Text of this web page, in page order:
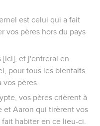
est celui qui a fait
vos pères hors du pays
[ici], et j'entrerai en
pour tous les bienfaits
pères.
vos pères crièrent à
et Aaron qui tirèrent vos
habiter en ce lieu-ci.